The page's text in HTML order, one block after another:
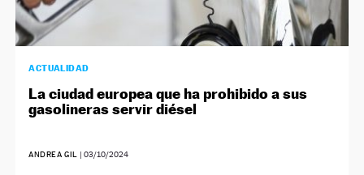
ACTUALIDAD
La ciudad europea que ha prohibido a sus
gasolineras servir diésel
ANDREA GIL | 03/10/2024